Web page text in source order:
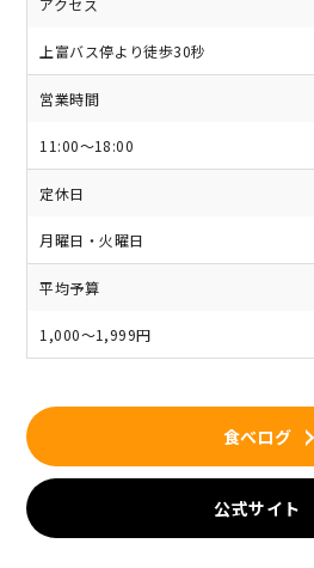
アクセス
上富バス停より徒歩30秒
営業時間
11:00～18:00
定休日
月曜日・火曜日
平均予算
1,000～1,999円
食べログ
公式サイト